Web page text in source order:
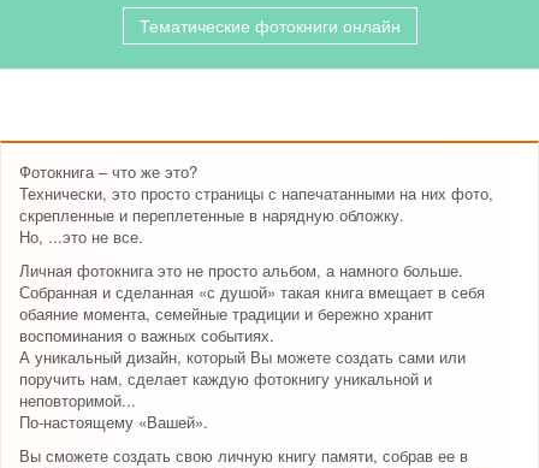
Тематические фотокниги онлайн
Фотокнига – что же это?
Технически, это просто страницы с напечатанными на них фото,
скрепленные и переплетенные в нарядную обложку.
Но, ...это не все.
Личная фотокнига это не просто альбом, а намного больше.
Собранная и сделанная «с душой» такая книга вмещает в себя
обаяние момента, семейные традиции и бережно хранит
воспоминания о важных событиях.
А уникальный дизайн, который Вы можете создать сами или
поручить нам, сделает каждую фотокнигу уникальной и
неповторимой...
По-настоящему «Вашей».
Вы сможете создать свою личную книгу памяти, собрав ее в